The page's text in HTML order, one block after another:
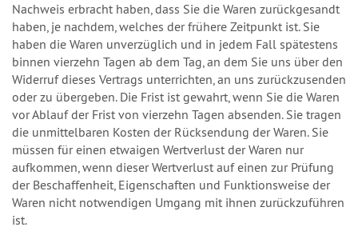
Nachweis erbracht haben, dass Sie die Waren zurückgesandt
haben, je nachdem, welches der frühere Zeitpunkt ist. Sie
haben die Waren unverzüglich und in jedem Fall spätestens
binnen vierzehn Tagen ab dem Tag, an dem Sie uns über den
Widerruf dieses Vertrags unterrichten, an uns zurückzusenden
oder zu übergeben. Die Frist ist gewahrt, wenn Sie die Waren
vor Ablauf der Frist von vierzehn Tagen absenden. Sie tragen
die unmittelbaren Kosten der Rücksendung der Waren. Sie
müssen für einen etwaigen Wertverlust der Waren nur
aufkommen, wenn dieser Wertverlust auf einen zur Prüfung
der Beschaffenheit, Eigenschaften und Funktionsweise der
Waren nicht notwendigen Umgang mit ihnen zurückzuführen
ist.